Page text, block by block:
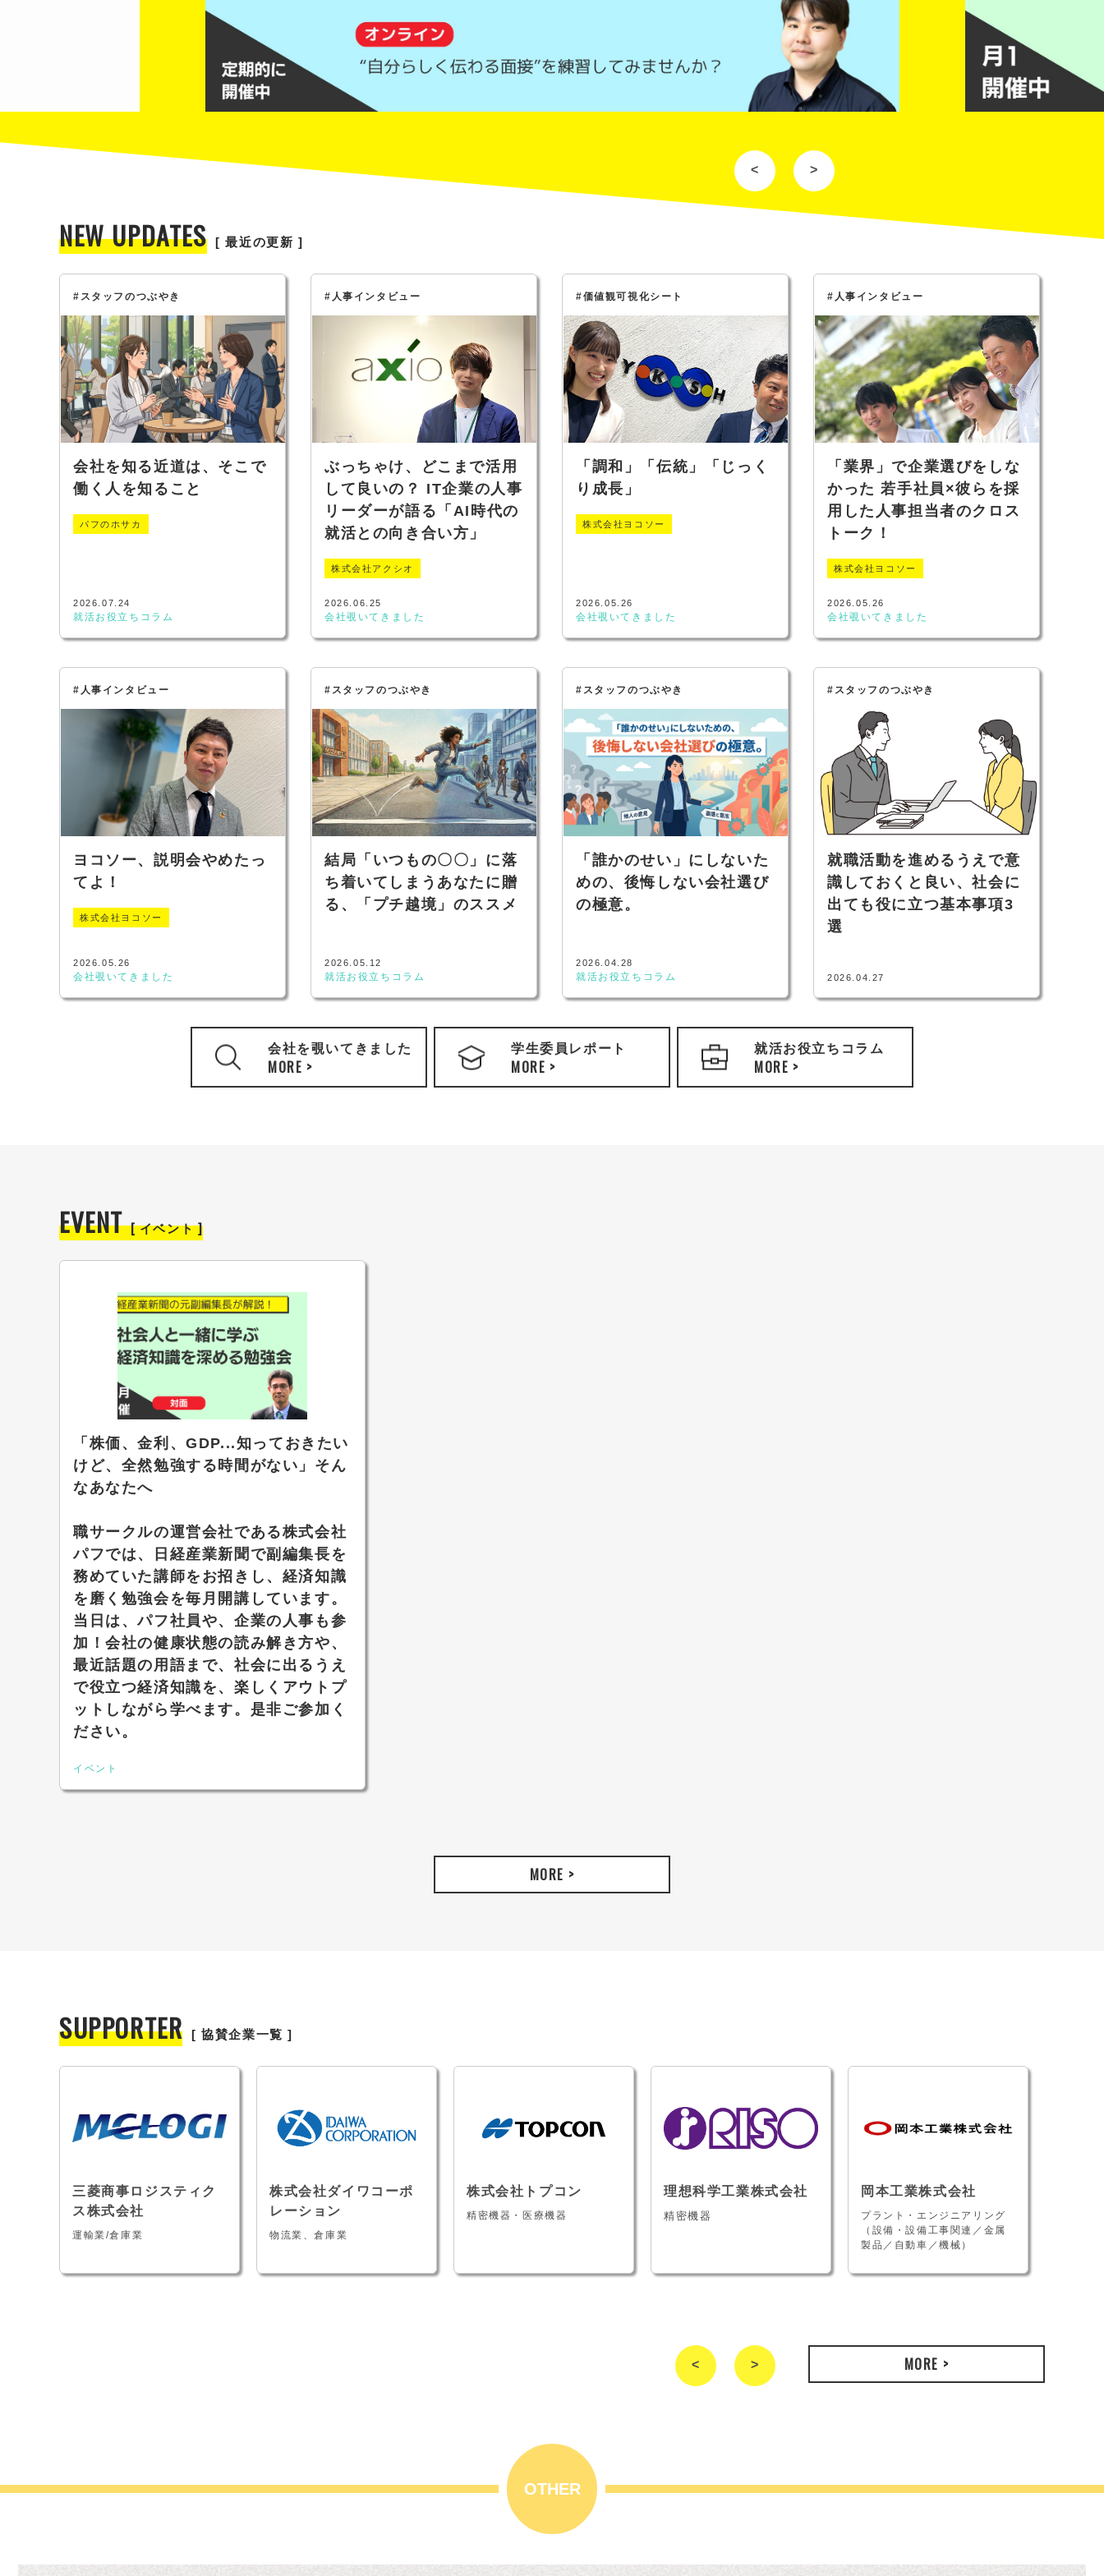
< >
NEW UPDATES [ 最近の更新 ]
#スタッフのつぶやき
会社を知る近道は、そこで
働く人を知ること
パフのホサカ
2026.07.24
就活お役立ちコラム
#人事インタビュー
ぶっちゃけ、どこまで活用
して良いの？ IT企業の人事
リーダーが語る「AI時代の
就活との向き合い方」
株式会社アクシオ
2026.06.25
会社覗いてきました
#価値観可視化シート
「調和」「伝統」「じっく
り成長」
株式会社ヨコソー
2026.05.26
会社覗いてきました
#人事インタビュー
「業界」で企業選びをしな
かった 若手社員×彼らを採
用した人事担当者のクロス
トーク！
株式会社ヨコソー
2026.05.26
会社覗いてきました
#人事インタビュー
ヨコソー、説明会やめたっ
てよ！
株式会社ヨコソー
2026.05.26
会社覗いてきました
#スタッフのつぶやき
結局「いつもの〇〇」に落
ち着いてしまうあなたに贈
る、「プチ越境」のススメ
2026.05.12
就活お役立ちコラム
#スタッフのつぶやき
「誰かのせい」にしないた
めの、後悔しない会社選び
の極意。
2026.04.28
就活お役立ちコラム
#スタッフのつぶやき
就職活動を進めるうえで意
識しておくと良い、社会に
出ても役に立つ基本事項3
選
2026.04.27
会社を覗いてきました
MORE >
学生委員レポート
MORE >
就活お役立ちコラム
MORE >
EVENT[ イベント ]
「株価、金利、GDP...知っておきたい
けど、全然勉強する時間がない」そん
なあなたへ
職サークルの運営会社である株式会社
パフでは、日経産業新聞で副編集長を
務めていた講師をお招きし、経済知識
を磨く勉強会を毎月開講しています。
当日は、パフ社員や、企業の人事も参
加！会社の健康状態の読み解き方や、
最近話題の用語まで、社会に出るうえ
で役立つ経済知識を、楽しくアウトプ
ットしながら学べます。是非ご参加く
ださい。
イベント
MORE >
SUPPORTER [ 協賛企業一覧 ]
<
三菱商事ロジスティク
ス株式会社
運輸業/倉庫業
株式会社ダイワコーポ
レーション
物流業、倉庫業
株式会社トプコン
精密機器・医療機器
理想科学工業株式会社
精密機器
岡本工業株式会社
プラント・エンジニアリング
（設備・設備工事関連／金属
製品／自動車／機械）
> MORE >
OTHER